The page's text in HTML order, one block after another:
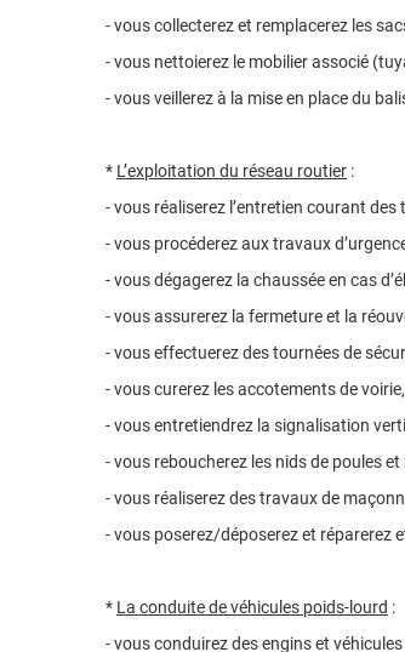
- vous collecterez et remplacerez les
- vous nettoierez le mobilier associé
- vous veillerez à la mise en place du
* L’exploitation du réseau routier :
- vous réaliserez l’entretien courant
- vous procéderez aux travaux
- vous dégagerez la chaussée en cas
- vous assurerez la fermeture et la
- vous effectuerez des tournées de
- vous curerez les accotements de voirie,
- vous entretiendrez la signalisation
- vous reboucherez les nids de poules
- vous réaliserez des travaux de
- vous poserez/déposerez et réparerez
* La conduite de véhicules poids-lourd :
- vous conduirez des engins et